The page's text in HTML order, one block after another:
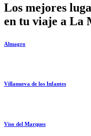
Los mejores
en tu viaje a La
Almagro
Villanueva de los Infantes
Viso del Marques